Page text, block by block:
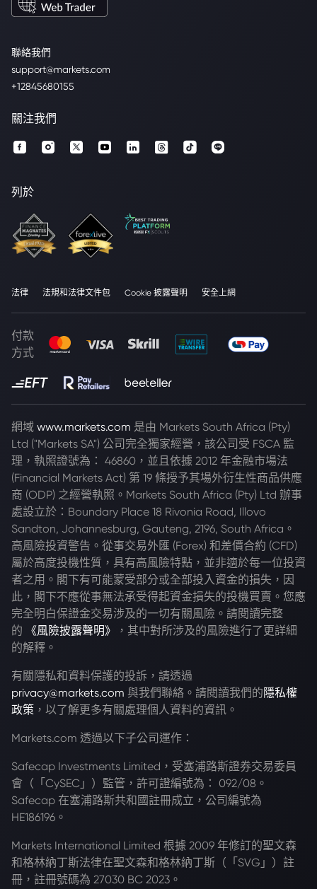
聯絡我們
support@markets.com
+12845680155
關注我們
列於
法律 法規和法律文件包 Cookie 披露聲明 安全上網
付款
方式
網域 www.markets.com 是由 Markets South Africa (Pty)
Ltd ("Markets SA") 公司完全獨家經營，該公司受 FSCA 監
理，執照證號為： 46860，並且依據 2012 年金融市場法
(Financial Markets Act) 第 19 條授予其場外衍生性商品供應
商 (ODP) 之經營執照。Markets South Africa (Pty) Ltd 辦事
處設立於：Boundary Place 18 Rivonia Road, Illovo
Sandton, Johannesburg, Gauteng, 2196, South Africa。
高風險投資警告。從事交易外匯 (Forex) 和差價合約 (CFD)
屬於高度投機性質，具有高風險特點，並非適於每一位投資
者之用。閣下有可能蒙受部分或全部投入資金的損失，因
此，閣下不應從事無法承受得起資金損失的投機買賣。您應
完全明白保證金交易涉及的一切有關風險。請閱讀完整
的
《風險披露聲明》
，其中對所涉及的風險進行了更詳細
的解釋。
有關隱私和資料保護的投訴，請透過
privacy@markets.com 與我們聯絡。請閱讀我們的 隱私權
政策 ，以了解更多有關處理個人資料的資訊。
Markets.com 透過以下子公司運作：
Safecap Investments Limited，受塞浦路斯證券交易委員
會（「CySEC」）監管，許可證編號為： 092/08。
Safecap 在塞浦路斯共和國註冊成立，公司編號為
HE186196。
Markets International Limited 根據 2009 年修訂的聖文森
和格林納丁斯法律在聖文森和格林納丁斯（「SVG」）註
冊，註冊號碼為 27030 BC 2023。